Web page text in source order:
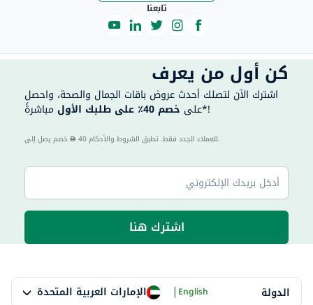
تابعنا
كن أول من يعرف
اشترك الآن لتصلك أحدث عروض باقات الجمال والصحة، واحصل
على خصم 40٪ على طلبك الأول مباشرةً*!
40 للعملاء الجدد فقط. تطبق الشروط والأحكام.
اشترك هنا
الدولة الإمارات العربية المتحدة |English